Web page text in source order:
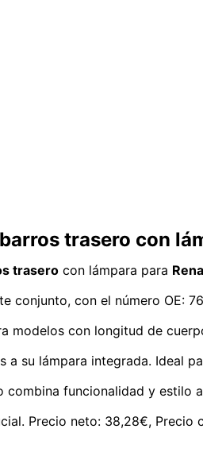
trasero con
trasero con lámpara para
conjunto, con el número OE:
modelos con longitud de
a su lámpara integrada. Ideal
funcionalidad y estilo
Precio neto: 38,28€, Precio